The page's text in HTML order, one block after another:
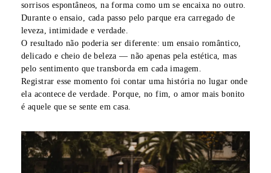
sorrisos espontâneos, na forma como um se encaixa no outro.
Durante o ensaio, cada passo pelo parque era carregado de
leveza, intimidade e verdade.
O resultado não poderia ser diferente: um ensaio romântico,
delicado e cheio de beleza — não apenas pela estética, mas
pelo sentimento que transborda em cada imagem.
Registrar esse momento foi contar uma história no lugar onde
ela acontece de verdade. Porque, no fim, o amor mais bonito
é aquele que se sente em casa.